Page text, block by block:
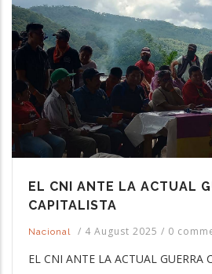
EL CNI ANTE LA ACTUAL
CAPITALISTA
Nacional / 4 August 2025 / 0
EL CNI ANTE LA ACTUAL GUERRA